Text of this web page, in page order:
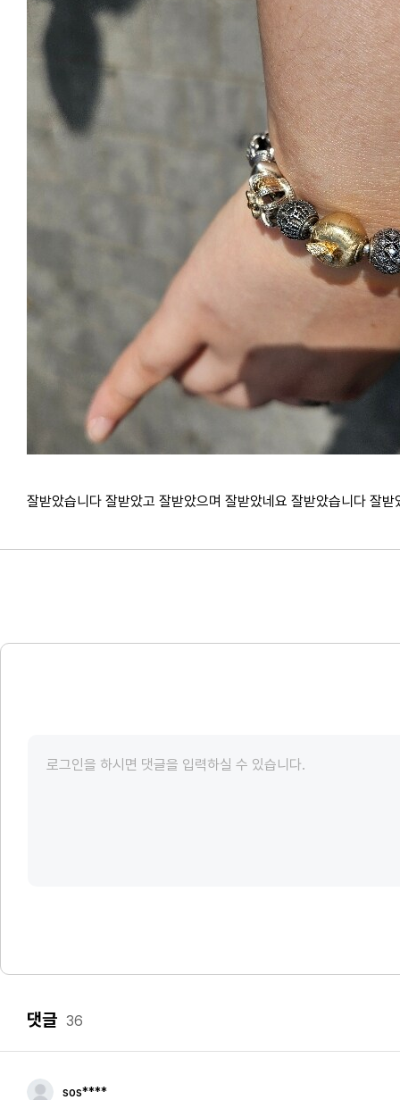
잘받았습니다 잘받았고 잘받았으며 잘받았네요 잘받았습니다 잘
댓글 36
sos****